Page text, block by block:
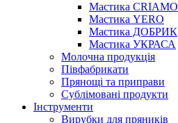
Мастика CRIAMO
Мастика YERO
Мастика ДОБРИК
Мастика УКРАСА
Молочна продукція
Півфабрикати
Прянощі та приправи
Сублімовані продукти
Інструменти
Вирубки для пряників